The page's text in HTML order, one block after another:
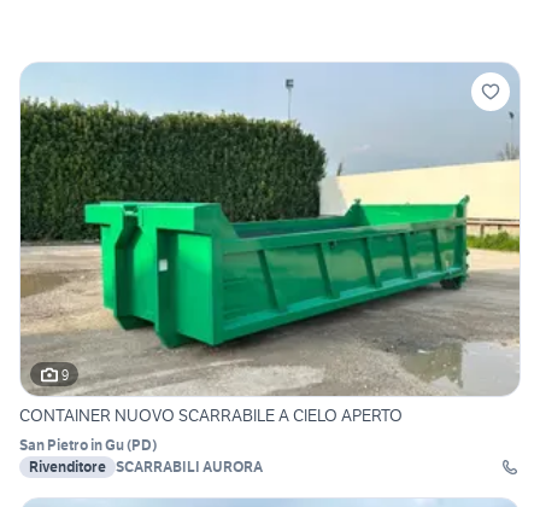
9
CONTAINER NUOVO SCARRABILE A CIELO APERTO
San Pietro in Gu(PD)
Rivenditore SCARRABILI AURORA